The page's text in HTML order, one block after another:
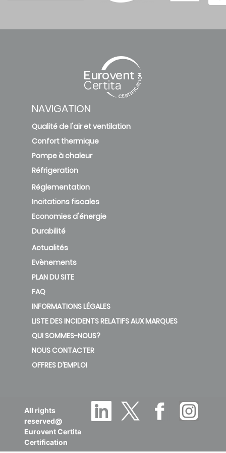
F38x33
12 CS
2,1P Cu
Cu
38.1
12 CS
2,1P
Epoxy
Coated
Al. Cu_1
38.1
12 CS
2,1P
Epoxy
Coated
Al. Cu_2
38.1
12 CS 4P
Al Cu_1
NAVIGATION
Qualité de l'air et ventilation
Confort thermique
Pompe à chaleur
Réfrigeration
Réglementation
Incitations fiscales
Economies d'énergie
Durabilité
Actualités
Evènements
PLAN DU SITE
FAQ
INFORMATIONS LÉGALES
LISTE DES INCIDENTS RELATIFS AUX MARQUES
QUI SOMMES-NOUS?
NOUS CONTACTER
OFFRES D’EMPLOI
All rights
reserved@
Eurovent Certita
Certification